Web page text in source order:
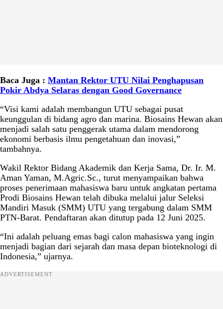
Baca Juga : Mantan Rektor UTU Nilai Penghapusan
Pokir Abdya Selaras dengan Good Governance
“Visi kami adalah membangun UTU sebagai pusat
keunggulan di bidang agro dan marina. Biosains Hewan akan
menjadi salah satu penggerak utama dalam mendorong
ekonomi berbasis ilmu pengetahuan dan inovasi,”
tambahnya.
Wakil Rektor Bidang Akademik dan Kerja Sama, Dr. Ir. M.
Aman Yaman, M.Agric.Sc., turut menyampaikan bahwa
proses penerimaan mahasiswa baru untuk angkatan pertama
Prodi Biosains Hewan telah dibuka melalui jalur Seleksi
Mandiri Masuk (SMM) UTU yang tergabung dalam SMM
PTN-Barat. Pendaftaran akan ditutup pada 12 Juni 2025.
“Ini adalah peluang emas bagi calon mahasiswa yang ingin
menjadi bagian dari sejarah dan masa depan bioteknologi di
Indonesia,” ujarnya.
ADVERTISEMENT